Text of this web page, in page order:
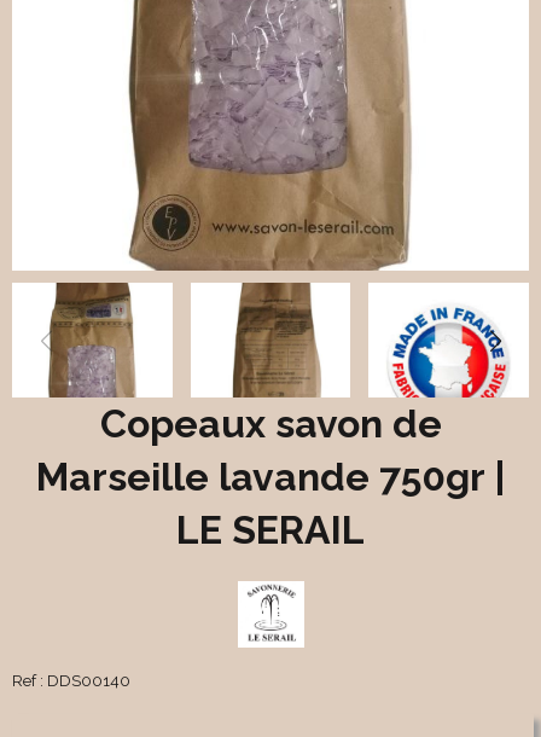
Copeaux savon de
Marseille lavande 750gr |
LE SERAIL
Ref : DDS00140